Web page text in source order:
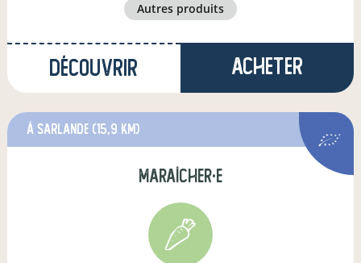
autres produits
Découvrir Acheter
à Sarlande (15,9 km)
maraîcher·e